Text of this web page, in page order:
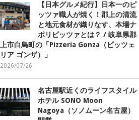
【日本グルメ紀行】日本一のピ
ッツァ職人が焼く！郡上の清流
と地元食材が織りなす、本場ナ
ポリピッツァとは？ / 岐阜県郡
上市白鳥町の「Pizzeria Gonza（ピッツェ
リア ゴンザ）」
2026/07/26
名古屋駅近くのライフスタイル
ホテル SONO Moon
Nagoya（ソノムーン名古屋）